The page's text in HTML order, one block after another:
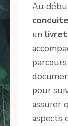
Au
conduite
un livret
pour
assurer
aspects